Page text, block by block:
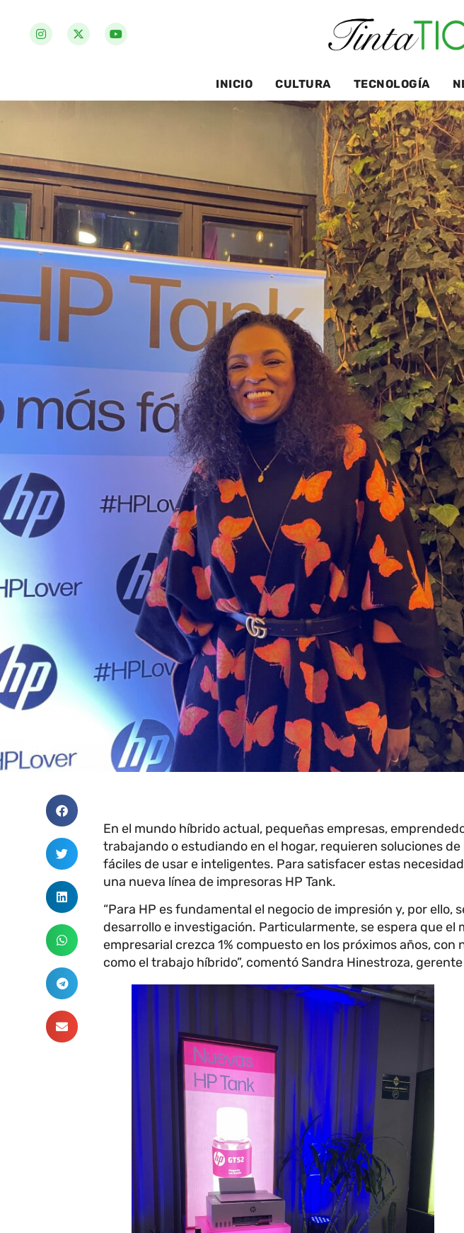
INICIO CULTURA TECNOLOGÍA
En el mundo híbrido actual, pequeñas empresas,
trabajando o estudiando en el hogar, requieren soluciones
fáciles de usar e inteligentes. Para satisfacer estas
una nueva línea de impresoras HP Tank.
“Para HP es fundamental el negocio de impresión y, por ello,
desarrollo e investigación. Particularmente, se espera que el
empresarial crezca 1% compuesto en los próximos años,
como el trabajo híbrido”, comentó Sandra Hinestroza,